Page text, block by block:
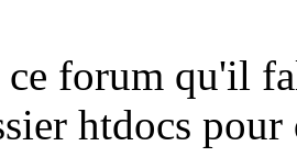
forum qu'il
htdocs